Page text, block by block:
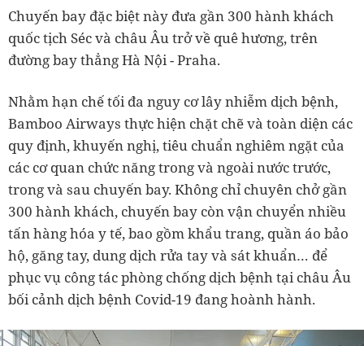
Chuyến bay đặc biệt này đưa gần 300 hành khách
quốc tịch Séc và châu Âu trở về quê hương, trên
đường bay thẳng Hà Nội - Praha.
Nhằm hạn chế tối đa nguy cơ lây nhiễm dịch bệnh,
Bamboo Airways thực hiện chặt chẽ và toàn diện các
quy định, khuyến nghị, tiêu chuẩn nghiêm ngặt của
các cơ quan chức năng trong và ngoài nước trước,
trong và sau chuyến bay. Không chỉ chuyên chở gần
300 hành khách, chuyến bay còn vận chuyển nhiều
tấn hàng hóa y tế, bao gồm khẩu trang, quần áo bảo
hộ, găng tay, dung dịch rửa tay và sát khuẩn… để
phục vụ công tác phòng chống dịch bệnh tại châu Âu
bối cảnh dịch bệnh Covid-19 đang hoành hành.